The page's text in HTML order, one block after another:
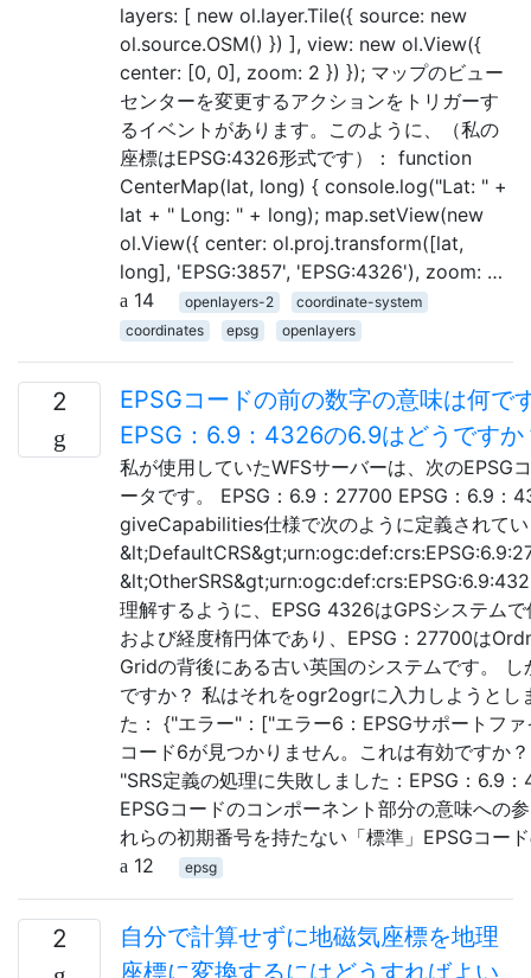
layers: [ new ol.layer.Tile({ source: new
ol.source.OSM() }) ], view: new ol.View({
center: [0, 0], zoom: 2 }) }); マップのビュー
センターを変更するアクションをトリガーす
るイベントがあります。このように、（私の
座標はEPSG:4326形式です）： function
CenterMap(lat, long) { console.log("Lat: " +
lat + " Long: " + long); map.setView(new
ol.View({ center: ol.proj.transform([lat,
long], 'EPSG:3857', 'EPSG:4326'), zoom: …
14
openlayers-2
coordinate-system
coordinates
epsg openlayers
2
EPSGコードの前の数字の意味は何で
EPSG：6.9：4326の6.9はどうですか
私が使用していたWFSサーバーは、次のEPSG
ータです。 EPSG：6.9：27700 EPSG：6.9：
giveCapabilities仕様で次のように定義されて
理解するように、EPSG 4326はGPSシステム
および経度楕円体であり、EPSG：27700は
Gridの背後にある古い英国のシステムです。
ですか？ 私はそれをogr2ogrに入力しようとし
た： {"エラー"：["エラー6：EPSGサポートフ
コード6が見つかりません。これは有効ですか
"SRS定義の処理に失敗しました：EPSG：6.9
EPSGコードのコンポーネント部分の意味への
れらの初期番号を持たない「標準」EPSGコー
12
epsg
2
自分で計算せずに地磁気座標を地理
座標に変換するにはどうすればよい